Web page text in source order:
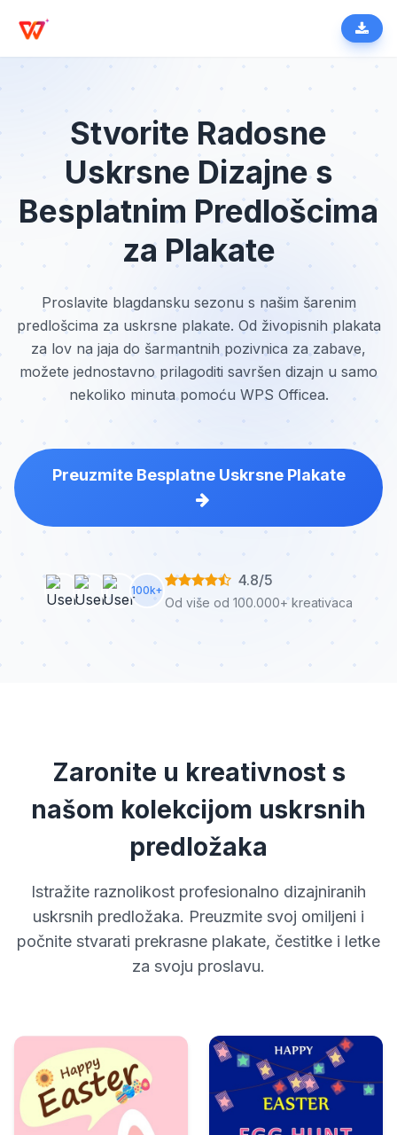
Stvorite Radosne
Uskrsne Dizajne s
Besplatnim Predlošcima
za Plakate
Proslavite blagdansku sezonu s našim šarenim
predlošcima za uskrsne plakate. Od živopisnih plakata
za lov na jaja do šarmantnih pozivnica za zabave,
možete jednostavno prilagoditi savršen dizajn u samo
nekoliko minuta pomoću WPS Officea.
Preuzmite Besplatne Uskrsne Plakate
100k+
4.8/5
Od više od 100.000+ kreativaca
Zaronite u kreativnost s
našom kolekcijom uskrsnih
predložaka
Istražite raznolikost profesionalno dizajniranih
uskrsnih predložaka. Preuzmite svoj omiljeni i
počnite stvarati prekrasne plakate, čestitke i letke
za svoju proslavu.